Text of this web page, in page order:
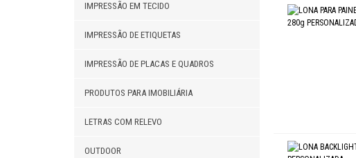
LONA PARA
FAIXA EM LONA
IMPRESSÃO EM TECIDO
IMPRESSÃO DE ETIQUETAS
IMPRESSÃO DE PLACAS E QUADROS
PRODUTOS PARA IMOBILIÁRIA
LETRAS COM RELEVO
OUTDOOR